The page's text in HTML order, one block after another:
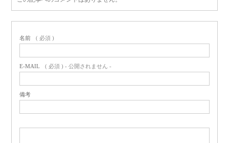
名前 ( 必須 )
E-MAIL ( 必須 ) - 公開されません -
備考